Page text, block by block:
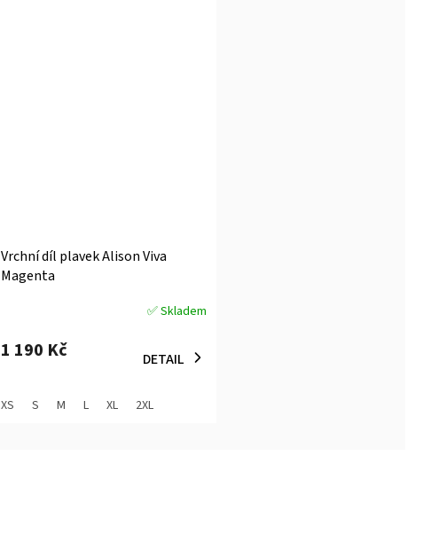
Vrchní díl plavek Alison Viva
Magenta
produktu
z
5
✅ Skladem
1 190 Kč DETAIL
XS S M L XL 2XL